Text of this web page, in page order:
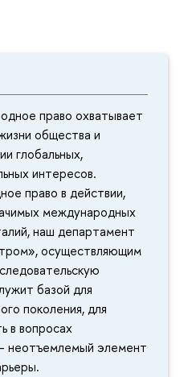
право охватывает
общества и
глобальных,
интересов.
право в действии,
международных
наш департамент
осуществляющим
базой для
поколения, для
в вопросах
неотъемлемый элемент